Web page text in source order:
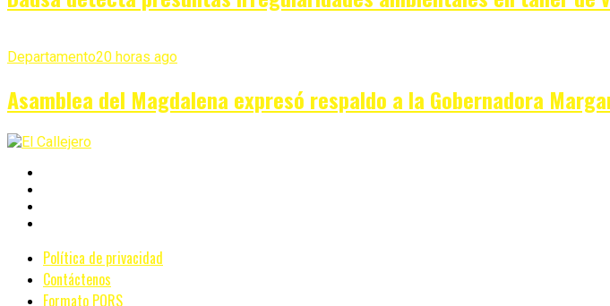
Departamento20 horas ago
Asamblea del Magdalena expresó respaldo a la Gobernadora
Política de privacidad
Contáctenos
Formato PQRS